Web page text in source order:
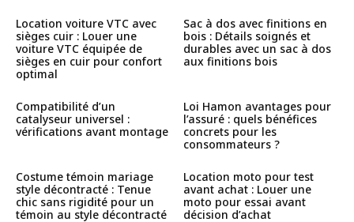
Location voiture VTC avec
sièges cuir : Louer une
voiture VTC équipée de
sièges en cuir pour confort
optimal
Sac à dos avec finitions en
bois : Détails soignés et
durables avec un sac à dos
aux finitions bois
Compatibilité d’un
catalyseur universel :
vérifications avant montage
Loi Hamon avantages pour
l’assuré : quels bénéfices
concrets pour les
consommateurs ?
Costume témoin mariage
style décontracté : Tenue
chic sans rigidité pour un
témoin au style décontracté
Location moto pour test
avant achat : Louer une
moto pour essai avant
décision d’achat